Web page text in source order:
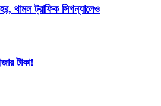
থামল ট্রাফিক সিগন্যালেও
টাকা!